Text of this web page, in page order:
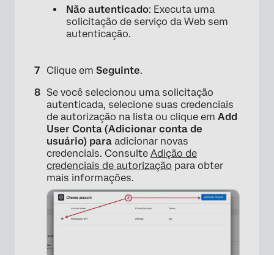
Não autenticado: Executa uma
solicitação de serviço da Web sem
autenticação.
Clique em Seguinte.
Se você selecionou uma solicitação
autenticada, selecione suas credenciais
de autorização na lista ou clique em Add
User Conta (Adicionar conta de
usuário) para adicionar novas
credenciais. Consulte Adição de
credenciais de autorização para obter
mais informações.